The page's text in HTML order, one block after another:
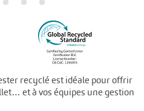
recyclé est idéale pour offrir
et à vos équipes une gestion